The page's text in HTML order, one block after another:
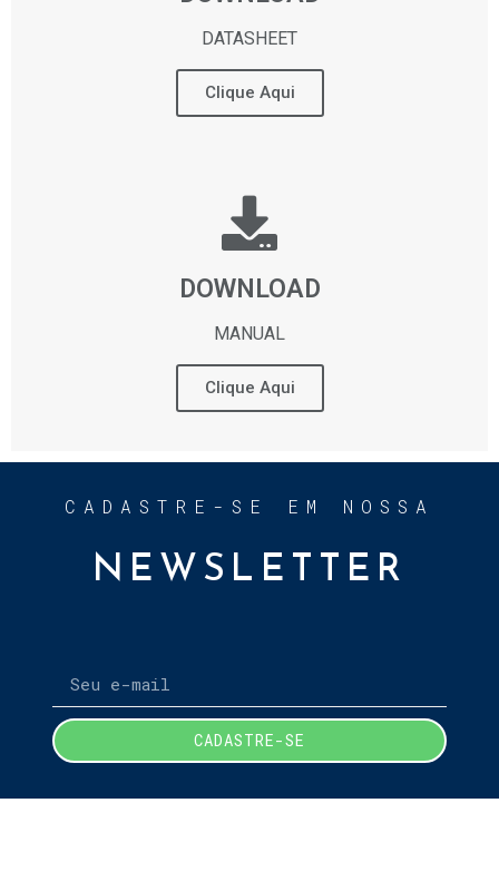
DATASHEET
Clique Aqui
DOWNLOAD
MANUAL
Clique Aqui
CADASTRE-SE EM NOSSA
NEWSLETTER
CADASTRE-SE